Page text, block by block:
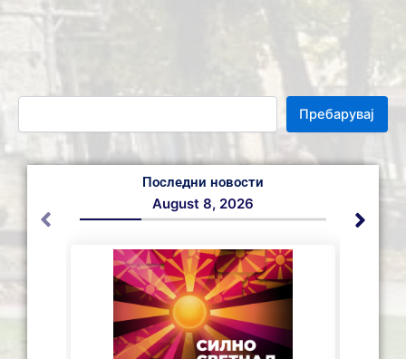
Пребарувај
Последни новости
August 8, 2026